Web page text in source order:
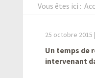
Vous êtes ici :
25 octobre 2015 |
Un temps de
intervenant